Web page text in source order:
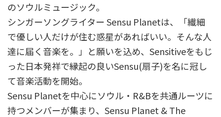
のソウルミュージック。
シンガーソングライター Sensu Planetは、「繊細
で優しい人だけが住む惑星があればいい。そんな人
達に届く音楽を。」と願いを込め、Sensitiveをもじ
った日本発祥で縁起の良いSensu(扇子)を名に冠し
て音楽活動を開始。
Sensu Planetを中心にソウル・R&Bを共通ルーツに
持つメンバーが集まり、Sensu Planet & The